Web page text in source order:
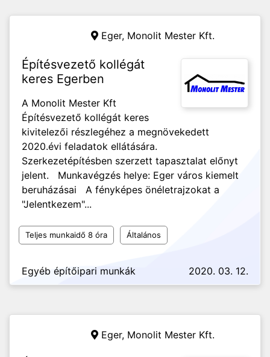
Eger, Monolit Mester Kft.
Építésvezető kollégát
keres Egerben
A Monolit Mester Kft
Építésvezető kollégát keres
kivitelezői részlegéhez a megnövekedett
2020.évi feladatok ellátására.
Szerkezetépítésben szerzett tapasztalat előnyt
jelent. Munkavégzés helye: Eger város kiemelt
beruházásai A fényképes önéletrajzokat a
"Jelentkezem"...
Teljes munkaidő 8 óra Általános
Egyéb építőipari munkák 2020. 03. 12.
Eger, Monolit Mester Kft.